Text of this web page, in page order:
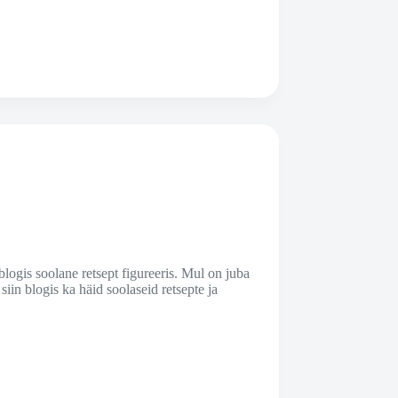
soolane retsept figureeris. Mul on juba
blogis ka häid soolaseid retsepte ja